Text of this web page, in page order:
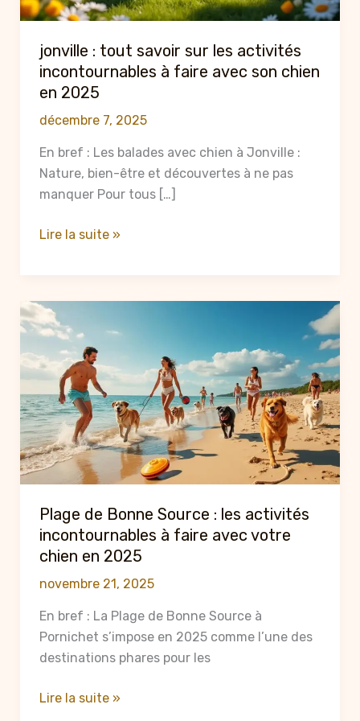
jonville : tout savoir sur les activités
incontournables à faire avec son chien
en 2025
décembre 7, 2025
En bref : Les balades avec chien à Jonville :
Nature, bien-être et découvertes à ne pas
manquer Pour tous […]
jonville
sur
les
activités
incontournables
à
faire
avec
son
chien
en
2025
Lire la suite »
Plage de Bonne Source : les activités
incontournables à faire avec votre
chien en 2025
novembre 21, 2025
En bref : La Plage de Bonne Source à
Pornichet s’impose en 2025 comme l’une des
destinations phares pour les
Plage
Lire la suite »